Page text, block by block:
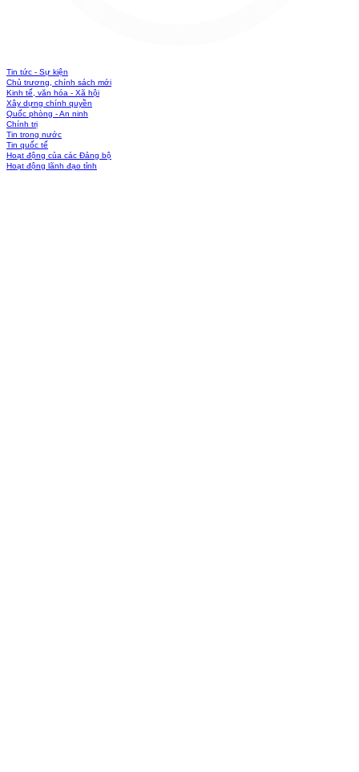
Tin tức - Sự kiện
Chủ trương, chính sách mới
Kinh tế, văn hóa - Xã hội
Xây dựng chính quyền
Quốc phòng - An ninh
Chính trị
Tin trong nước
Tin quốc tế
Hoạt động của các Đảng bộ
Hoạt động lãnh đạo tỉnh